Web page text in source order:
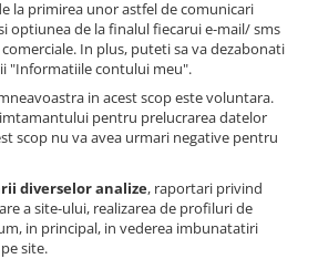
la primirea unor astfel de comunicari
optiunea de la finalul fiecarui e-mail/ sms
In plus, puteti sa va dezabonati
"Informatiile contului meu".
in acest scop este voluntara.
pentru prelucrarea datelor
scop nu va avea urmari negative pentru
diverselor analize, raportari privind
a site-ului, realizarea de profiluri de
in principal, in vederea imbunatatiri
site.